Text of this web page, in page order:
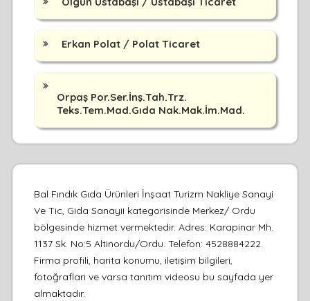
Erkan Polat / Polat Ticaret
Orpaş Por.Ser.İnş.Tah.Trz.
Teks.Tem.Mad.Gıda Nak.Mak.İm.Mad.
Bal Fındık Gıda Ürünleri İnşaat Turizm Nakliye Sanayi
Ve Tic, Gida Sanayii kategorisinde Merkez/ Ordu
bölgesinde hizmet vermektedir. Adres: Karapinar Mh.
1137 Sk. No:5 Altinordu/Ordu. Telefon: 4528884222.
Firma profili, harita konumu, iletişim bilgileri,
fotoğrafları ve varsa tanıtım videosu bu sayfada yer
almaktadır.